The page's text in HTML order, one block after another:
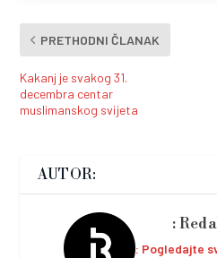
PRETHODNI ČLANAK
Kakanj je svakog 31.
decembra centar
muslimanskog svijeta
AUTOR:
Pogledajte